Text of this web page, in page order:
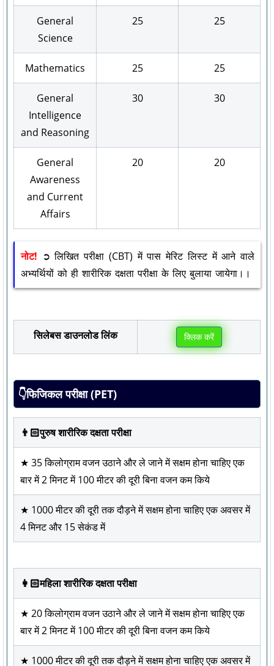
General
Science
25 25
Mathematics 25 25
General
Intelligence
and Reasoning
30 30
General
Awareness
and Current
Affairs
20 20
नोट! ➲ लिखित परीक्षा (CBT) में पास मेरिट लिस्ट में आने वाले
अभ्यर्थियों को ही शारीरिक दक्षता परीक्षा के लिए बुलाया जायेगा।।
सिलेबस डाउनलोड लिंक क्लिक करें
👇फिजिकल परीक्षा (PET)
👨🏻पुरुष शारीरिक दक्षता परीक्षा
★ 35 किलोग्राम वजन उठाने और ले जाने में सक्षम होना चाहिए एक
बार में 2 मिनट में 100 मीटर की दूरी बिना वजन कम किये
★ 1000 मीटर की दूरी तक दौड़ने में सक्षम होना चाहिए एक अवसर में
4 मिनट और 15 सेकंड में
👩🏻महिला शारीरिक दक्षता परीक्षा
★ 20 किलोग्राम वजन उठाने और ले जाने में सक्षम होना चाहिए एक
बार में 2 मिनट में 100 मीटर की दूरी बिना वजन कम किये
★ 1000 मीटर की दूरी तक दौड़ने में सक्षम होना चाहिए एक अवसर में